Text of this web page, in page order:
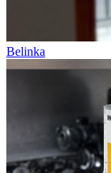
Belinka